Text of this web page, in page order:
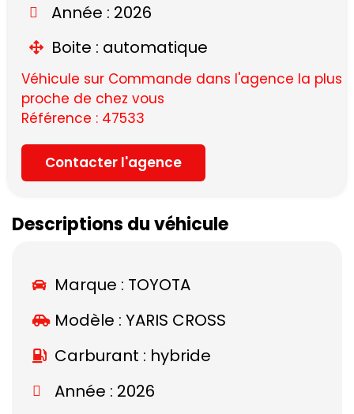
Année : 2026
Boite : automatique
Véhicule sur Commande dans l'agence la plus
proche de chez vous
Référence : 47533
Contacter l'agence
Descriptions du véhicule
Marque : TOYOTA
Modèle : YARIS CROSS
Carburant : hybride
Année : 2026